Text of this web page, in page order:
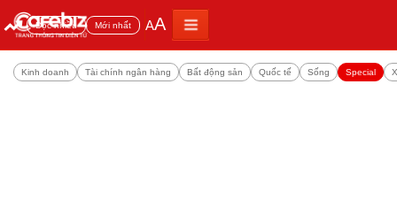
Đọc nhiều Mới nhất AA
Kinh doanh Tài chính ngân hàng Bất động sản Quốc tế Sống Special